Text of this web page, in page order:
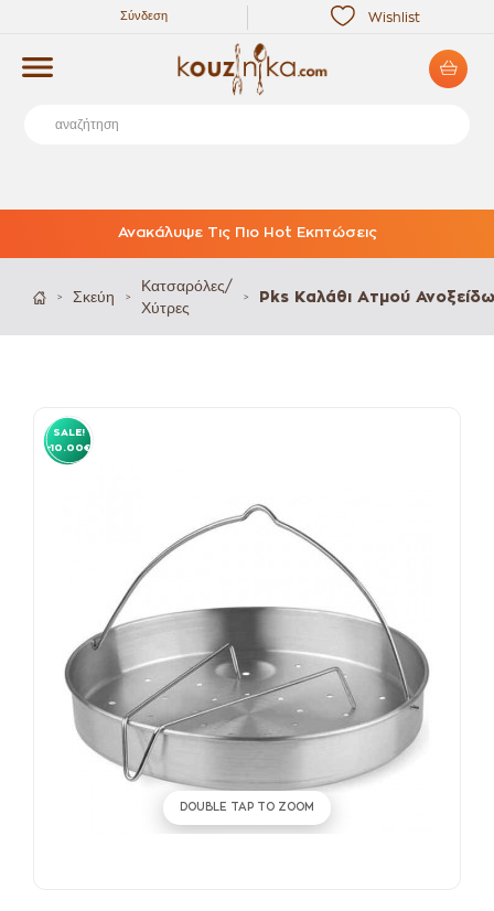
Wishlist
Σύνδεση
Ανακάλυψε Τις Πιο Hot Εκπτώσεις
> Σκεύη >
Κατσαρόλες/
Χύτρες
> Pks Καλάθι Ατμού
SALE!
-10.00€
DOUBLE TAP TO ZOOM